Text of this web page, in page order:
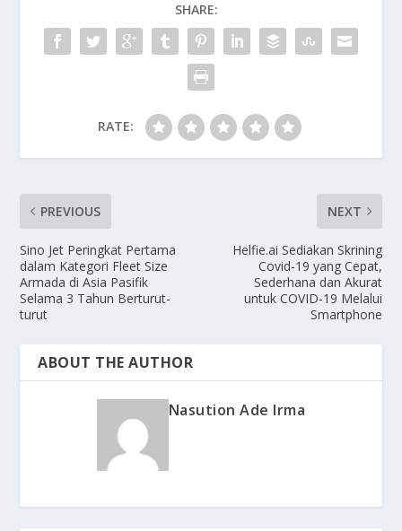
SHARE:
RATE:
PREVIOUS
Sino Jet Peringkat Pertama
dalam Kategori Fleet Size
Armada di Asia Pasifik
Selama 3 Tahun Berturut-
turut
NEXT
Helfie.ai Sediakan Skrining
Covid-19 yang Cepat,
Sederhana dan Akurat
untuk COVID-19 Melalui
Smartphone
ABOUT THE AUTHOR
Nasution Ade Irma